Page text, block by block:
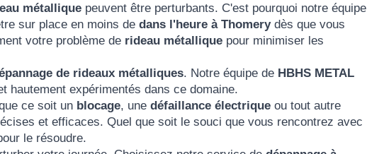
métallique peuvent être perturbants. C'est pourquoi notre équipe
sur place en moins de dans l'heure à Thomery dès que vous
votre problème de rideau métallique pour minimiser les
de rideaux métalliques. Notre équipe de HBHS METAL
hautement expérimentés dans ce domaine.
ce soit un blocage, une défaillance électrique ou tout autre
et efficaces. Quel que soit le souci que vous rencontrez avec
le résoudre.